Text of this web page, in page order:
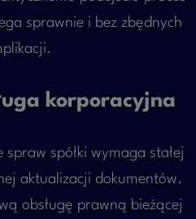
sprawnie i bez zbędnych
korporacyjna
spraw spółki wymaga stałej
aktualizacji dokumentów.
obsługę prawną bieżącej